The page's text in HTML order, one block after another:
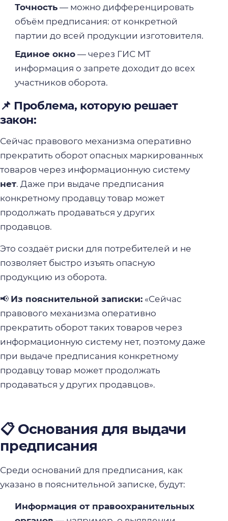
Точность— можно дифференцировать
объём предписания: от конкретной
партии до всей продукции изготовителя.
Единое окно— через ГИС МТ
информация о запрете доходит до всех
участников оборота.
📌 Проблема, которую решает
закон:
Сейчас правового механизма оперативно
прекратить оборот опасных маркированных
товаров через информационную систему
нет. Даже при выдаче предписания
конкретному продавцу товар может
продолжать продаваться у других
продавцов.
Это создаёт риски для потребителей и не
позволяет быстро изъять опасную
продукцию из оборота.
📢 Из пояснительной записки: «Сейчас
правового механизма оперативно
прекратить оборот таких товаров через
информационную систему нет, поэтому даже
при выдаче предписания конкретному
продавцу товар может продолжать
продаваться у других продавцов».
📋 Основания для выдачи
предписания
Среди оснований для предписания, как
указано в пояснительной записке, будут:
Информация от правоохранительных